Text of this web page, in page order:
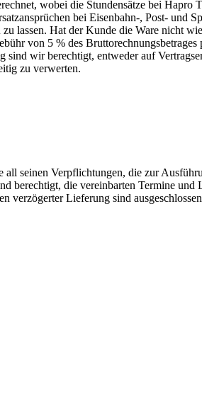
wobei die Stundensätze bei
bei Eisenbahn-, Post- und
lassen. Hat der Kunde die Ware nicht
von 5 % des
wir berechtigt, entweder auf
zu verwerten.
seinen Verpflichtungen, die zur
berechtigt, die vereinbarten Termine
verzögerter Lieferung sind